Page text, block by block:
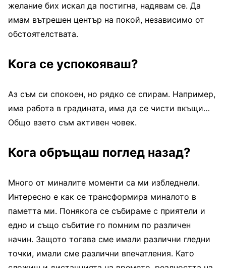
желание бих искал да постигна, надявам се. Да
имам вътрешен център на покой, независимо от
обстоятелствата.
Кога се успокояваш?
Аз съм си спокоен, но рядко се спирам. Например,
има работа в градината, има да се чисти вкъщи…
Общо взето съм активен човек.
Кога обръщаш поглед назад?
Много от миналите моменти са ми избледнели.
Интересно е как се трансформира миналото в
паметта ми. Понякога се събираме с приятели и
едно и също събитие го помним по различен
начин. Защото тогава сме имали различни гледни
точки, имали сме различни впечатления. Като